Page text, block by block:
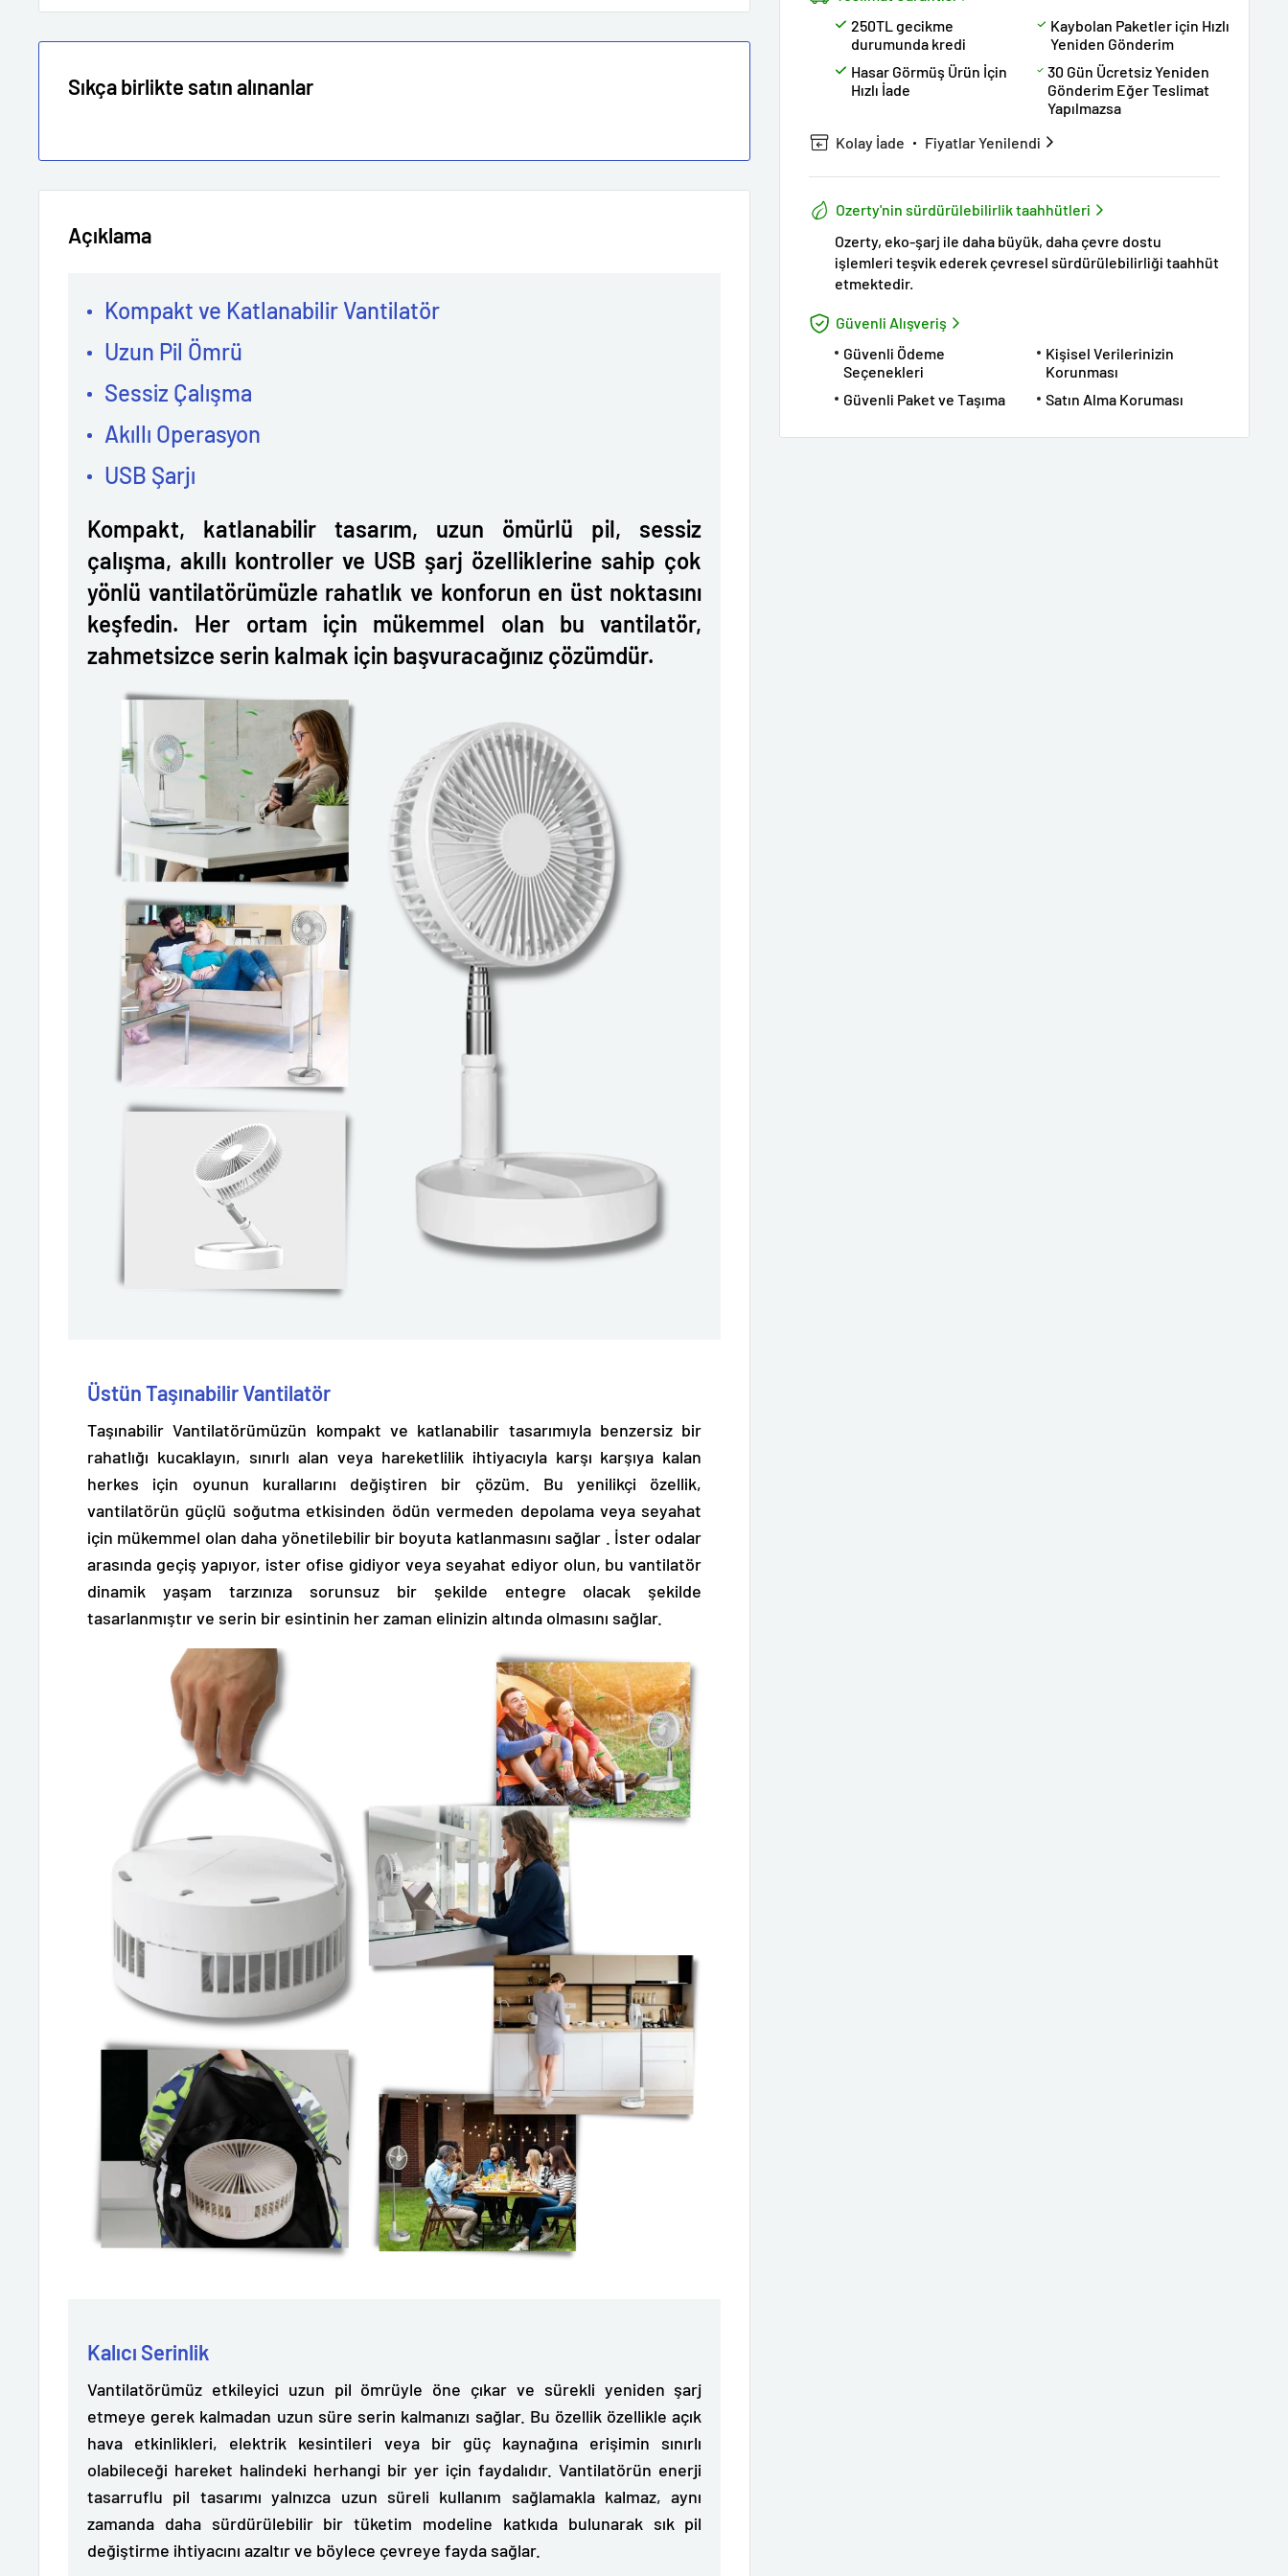
250TL gecikme
durumunda kredi
Kaybolan Paketler için Hızlı
Yeniden Gönderim
Hasar Görmüş Ürün İçin
Hızlı İade
30 Gün Ücretsiz Yeniden
Gönderim Eğer Teslimat
Yapılmazsa
Kolay İade
Fiyatlar Yenilendi
Ozerty'nin sürdürülebilirlik taahhütleri
Ozerty, eko-şarj ile daha büyük, daha çevre dostu
işlemleri teşvik ederek çevresel sürdürülebilirliği taahhüt
etmektedir.
Güvenli Alışveriş
Güvenli Ödeme
Seçenekleri
Kişisel Verilerinizin
Korunması
Güvenli Paket ve Taşıma
Satın Alma Koruması
Sıkça birlikte satın alınanlar
Açıklama
Kompakt ve Katlanabilir Vantilatör
Uzun Pil Ömrü
Sessiz Çalışma
Akıllı Operasyon
USB Şarjı
Kompakt, katlanabilir tasarım, uzun ömürlü pil, sessiz
çalışma, akıllı kontroller ve USB şarj özelliklerine sahip çok
yönlü vantilatörümüzle rahatlık ve konforun en üst noktasını
keşfedin. Her ortam için mükemmel olan bu vantilatör,
zahmetsizce serin kalmak için başvuracağınız çözümdür.
Üstün Taşınabilir Vantilatör
Taşınabilir Vantilatörümüzün kompakt ve katlanabilir tasarımıyla benzersiz bir
rahatlığı kucaklayın, sınırlı alan veya hareketlilik ihtiyacıyla karşı karşıya kalan
herkes için oyunun kurallarını değiştiren bir çözüm. Bu yenilikçi özellik,
vantilatörün güçlü soğutma etkisinden ödün vermeden depolama veya seyahat
için mükemmel olan daha yönetilebilir bir boyuta katlanmasını sağlar . İster odalar
arasında geçiş yapıyor, ister ofise gidiyor veya seyahat ediyor olun, bu vantilatör
dinamik yaşam tarzınıza sorunsuz bir şekilde entegre olacak şekilde
tasarlanmıştır ve serin bir esintinin her zaman elinizin altında olmasını sağlar.
Kalıcı Serinlik
Vantilatörümüz etkileyici uzun pil ömrüyle öne çıkar ve sürekli yeniden şarj
etmeye gerek kalmadan uzun süre serin kalmanızı sağlar. Bu özellik özellikle açık
hava etkinlikleri, elektrik kesintileri veya bir güç kaynağına erişimin sınırlı
olabileceği hareket halindeki herhangi bir yer için faydalıdır. Vantilatörün enerji
tasarruflu pil tasarımı yalnızca uzun süreli kullanım sağlamakla kalmaz, aynı
zamanda daha sürdürülebilir bir tüketim modeline katkıda bulunarak sık pil
değiştirme ihtiyacını azaltır ve böylece çevreye fayda sağlar.